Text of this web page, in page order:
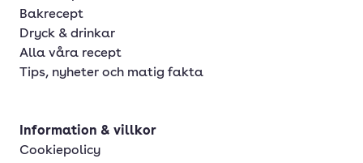
Bakrecept
Dryck & drinkar
Alla våra recept
Tips, nyheter och matig fakta
Information & villkor
Cookiepolicy